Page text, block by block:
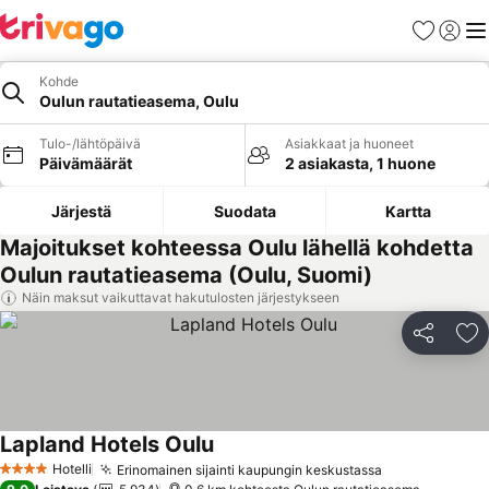
Suosikit
Kohde
Oulun rautatieasema, Oulu
Tulo-/lähtöpäivä
Päivämäärät
Asiakkaat ja huoneet
2 asiakasta, 1 huone
Järjestä Suodata Kartta
Majoitukset kohteessa Oulu lähellä kohdetta
Oulun rautatieasema (Oulu, Suomi)
Näin maksut vaikuttavat hakutulosten järjestykseen
Jaa
4 Tähtiluokitus
Hotelli Erinomainen sijainti kaupungin keskustassa
Lapland Hotels OuluKatso hinnat